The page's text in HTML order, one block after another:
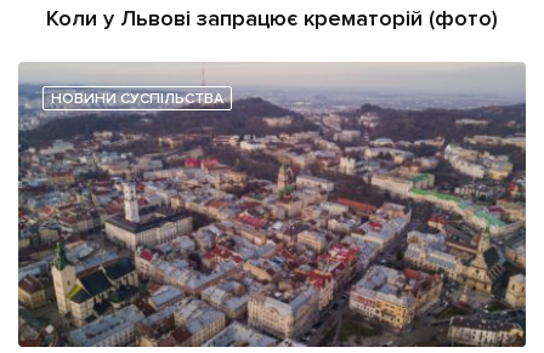
Коли у Львові запрацює крематорій (фото)
НОВИНИ СУСПІЛЬСТВА